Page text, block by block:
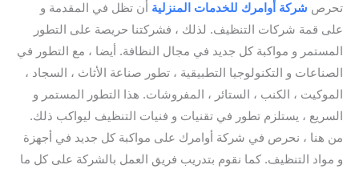
تحرص شركة أوامرك للخدمات المنزلية أن تظل في المقدمة و
على قمة شركات التنظيف. لذلك ، فشركتنا حريصة على التطور
المستمر و مواكبة كل جديد في مجال النظافة. أيضا ، مع التطور في
الصناعات و التكنولوجيا التطبيقية ، تطور صناعة الأثاث ، السجاد ،
الموكيت ، الكنب ، الستائر ، المفروشات. هذا التطور المستمر و
السريع ، يستلزم تطور في تقنيات و فنيات التنظيف ليواكب ذلك.
من هنا ، نحرص في شركة أوامرك على مواكبة كل جديد في أجهزة
و مواد التنظيف. كما نقوم بتدريب فريق العمل بالشركة على كل ما